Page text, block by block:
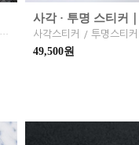
사각스티커 / 은무데드롱스티커 / 은색 / 메탈 / 방수 / 기계
사각 · 투명 스티커
49,500원